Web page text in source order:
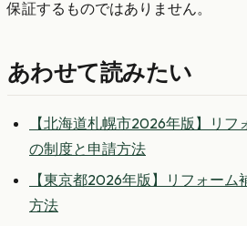
保証するものではありません。
あわせて読みたい
【北海道札幌市2026年版】リ
の制度と申請方法
【東京都2026年版】リフォー
方法